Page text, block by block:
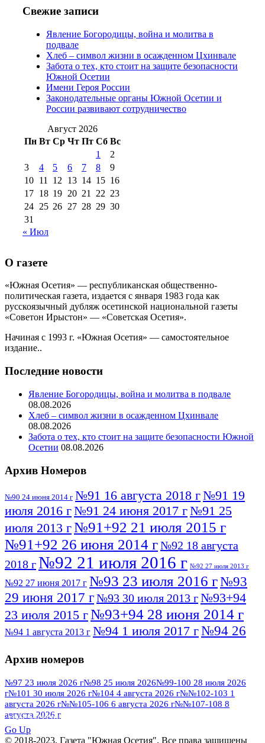
июля 2017 г
2012 г
(15)
№97 30 июля 2015 г
(15)№98 1 августа 2015 г
августа 2016 г(10)№98 5 июля 2014 г(10)
№98 8 августа 2013 г
августа 2012 г(14) №98+99 11 июля
2017 г(9)
№99 4 августа
2016 г(12) №99 8 июля 2014 г
августа 2012 г(11)
августа 2013 г
(12)
Свежие записи
Явление Богородицы, война и молитва в
подвале
Хлеб – символ жизни в осажденном Цхинвале
Забота о тех, кто стоит на защите безопасности
Южной Осетии
Имени Героя России
Законодательные органы Южной Осетии и
России развивают сотрудничество
Август 2026
Пн Вт Ср Чт Пт Сб Вс
1
2
3
4 5 6 7 8
9
10 11 12 13 14 15 16
17 18 19 20 21 22 23
24 25 26 27 28 29 30
31
« Июл
О газете
«Южная Осетия» — республиканская общественно-
политическая газета, издается с января 1983 года как
русскоязычный дубляж осетинской национальной газеты
«Советон Ирыстон» — «Советская Осетия».
Начиная с 1993 г. «Южная Осетия» — самостоятельное
издание..
Последние новости
Явление Богородицы, война и молитва в подвале
08.08.2026
Хлеб – символ жизни в осажденном Цхинвале
08.08.2026
Забота о тех, кто стоит на защите безопасности Южной
Осетии 08.08.2026
Архив Номеров
№90 24 июня 2014 г №91 16 августа 2018 г№91 19
июля 2016 г№91 24 июня 2017 г№91 25
июля 2013 г№91+92 21 июля 2015 г
№91+92 26 июня 2014 г№92 18 августа
2018 г№92 21 июля 2016 г №92 27 июля 2013 г
№92 27 июня 2017 г №93 23 июля 2016 г№93
29 июня 2017 г№93 30 июля 2013 г№93+94
23 июля 2015 г№93+94 28 июня 2014 г
№94 1 августа 2013 г №94 1 июля 2017 г№94 26
№95 7 августа 2012 г
№95 28 июля 2016 г №95+96 3 августа
2013 г№96 6 июля 2017 г№96 9 августа
2012 г №96 28 июля 2015 г
№96+97 30 июля 2016 г
Архив номеров
№97 23 июля 2026 г№98 25 июля 2026№99-100 28 июля 2026
г№101 30 июля 2026 г№104 4 августа 2026 г№№102-103 1
августа 2026 г№№105-106 6 августа 2026 г№№107-108 8
августа 2026 г
ПОСМОТРЕТЬ ВСЕ
Go Up
© 2018-2023. Газета "Южная Осетия". Все права защищены